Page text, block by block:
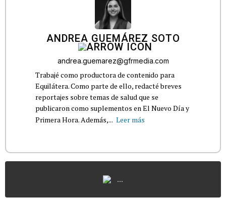
ANDREA GUEMÁREZ SOTO
andrea.guemarez@gfrmedia.com
Trabajé como productora de contenido para
Equilátera. Como parte de ello, redacté breves
reportajes sobre temas de salud que se
publicaron como suplementos en El Nuevo Día y
Primera Hora. Además,... Leer más
...